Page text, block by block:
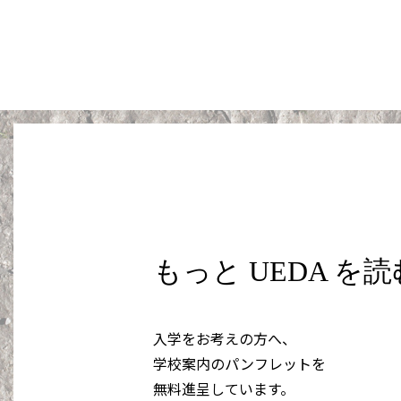
もっと UEDA を読
入学をお考えの方へ、
学校案内のパンフレットを
無料進呈しています。